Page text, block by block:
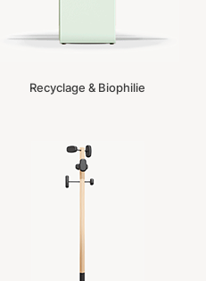
Recyclage & Biophilie